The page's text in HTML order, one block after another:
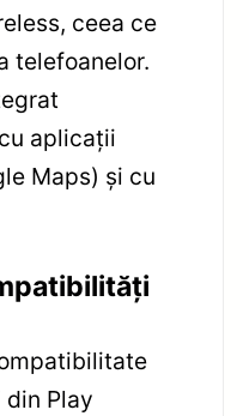
ceea ce
telefoanelor.
aplicații
Maps) și cu
Play